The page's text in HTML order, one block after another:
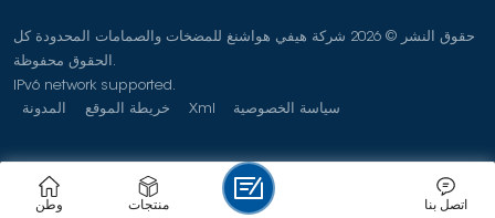
حقوق النشر © 2026 شركة هيفي هواشنغ للمضخات والصمامات المحدودة كل
الحقوق محفوظة.
IPv6 network supported.
المدونة
خريطة الموقع Xml سياسة الخصوصية
وطن منتجات اتصل بنا